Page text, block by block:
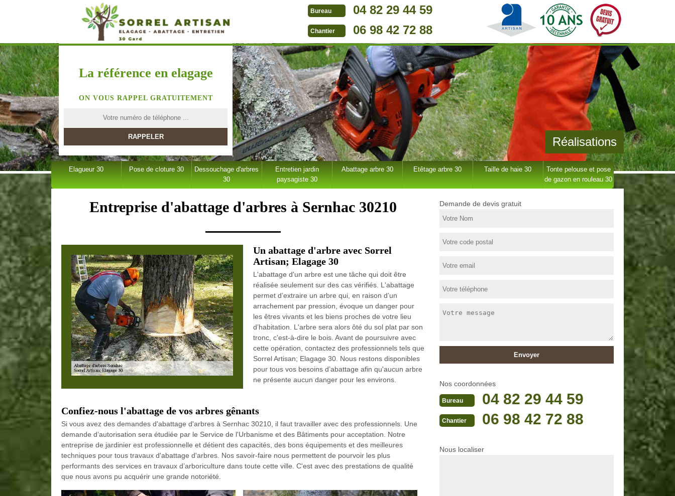
Bureau 04 82 29 44 59
Chantier 06 98 42 72 88
La référence en elagage
ON VOUS RAPPEL GRATUITEMENT
Réalisations
Elagueur 30 Pose de cloture 30
Dessouchage d'arbres
30
Entretien jardin
paysagiste 30
Abattage arbre 30 Etêtage arbre 30 Taille de haie 30
Tonte pelouse et pose
de gazon en rouleau 30
Entreprise d'abattage d'arbres à Sernhac 30210
Un abattage d'arbre avec Sorrel
Artisan; Elagage 30
L'abattage d'un arbre est une tâche qui doit être
réalisée seulement sur des cas vérifiés. L'abattage
permet d’extraire un arbre qui, en raison d’un
arrachement par pression, évoque un danger pour
les êtres vivants et les biens proches de votre lieu
d’habitation. L'arbre sera alors ôté du sol plat par son
tronc, c'est-à-dire le bois. Avant de poursuivre avec
cette opération, contactez des professionnels tels que
Sorrel Artisan; Elagage 30. Nous restons disponibles
pour tous vos besoins d’abattage afin qu'aucun arbre
ne présente aucun danger pour les environs.
Confiez-nous l'abattage de vos arbres gênants
Si vous avez des demandes d'abattage d'arbres à Sernhac 30210, il faut travailler avec des professionnels. Une
demande d’autorisation sera étudiée par le Service de l'Urbanisme et des Bâtiments pour acceptation. Notre
entreprise de jardinier est professionnelle et détient des capacités, des bons équipements et des meilleures
techniques pour tous travaux d'abattage d'arbres. Nos savoir-faire nous permettent de pourvoir les plus
performants des services en travaux d’arboriculture dans toute cette ville. C'est avec des prestations de qualité
que nous avons pu acquérir une grande notoriété.
Demande de devis gratuit
Nos coordonnées
Bureau 04 82 29 44 59
Chantier 06 98 42 72 88
Nous localiser